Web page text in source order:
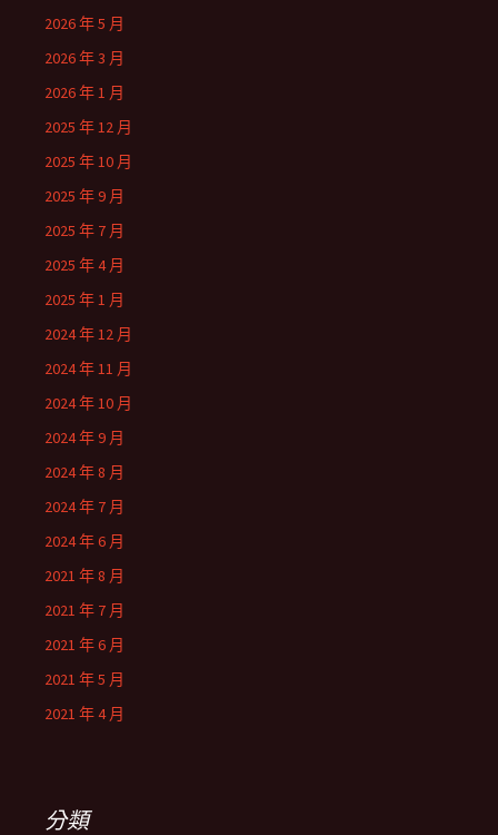
2026 年 5 月
2026 年 3 月
2026 年 1 月
2025 年 12 月
2025 年 10 月
2025 年 9 月
2025 年 7 月
2025 年 4 月
2025 年 1 月
2024 年 12 月
2024 年 11 月
2024 年 10 月
2024 年 9 月
2024 年 8 月
2024 年 7 月
2024 年 6 月
2021 年 8 月
2021 年 7 月
2021 年 6 月
2021 年 5 月
2021 年 4 月
分類